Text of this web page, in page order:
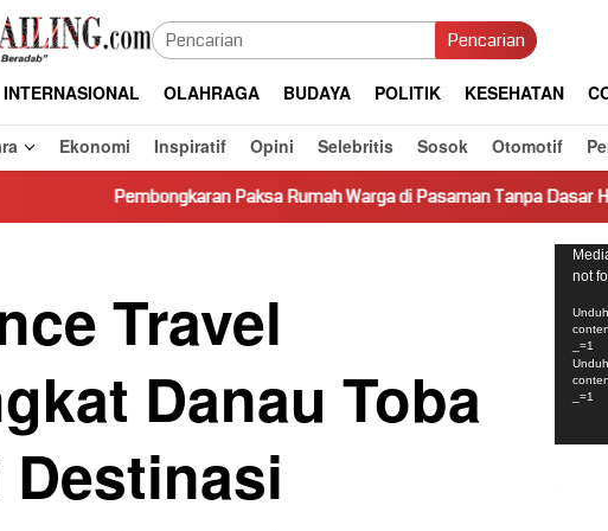
Pencarian
INTERNASIONAL OLAHRAGA BUDAYA POLITIK KESEHATAN
Ekonomi Inspiratif Opini Selebritis Sosok Otomotif
Paksa Rumah Warga di Pasaman Tanpa Dasar Hukum Picu
Travel
Danau Toba
Video
not
_=1
_=1